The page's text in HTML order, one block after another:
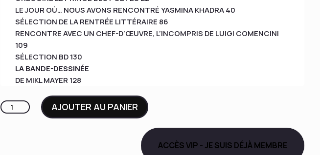
LE JOUR OÙ… NOUS AVONS RENCONTRÉ YASMINA KHADRA 40
SÉLECTION DE LA RENTRÉE LITTÉRAIRE 86
RENCONTRE AVEC UN CHEF-D’ŒUVRE, L’INCOMPRIS DE LUIGI COMENCINI
109
SÉLECTION BD 130
LA BANDE-DESSINÉE
DE MIKL MAYER 128
quantité
AJOUTER AU PANIER
ACCÈS VIP - JE SUIS DÉJÀ MEMBRE